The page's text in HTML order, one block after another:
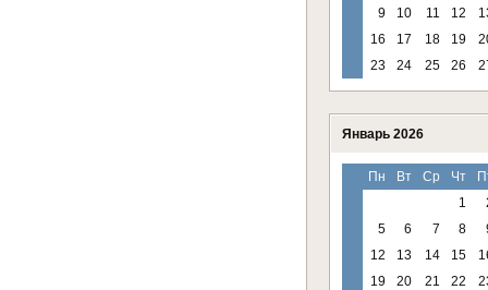
9
10 11 12
16
17 18 19
23
24 25 26
Январь 2026
Пн Вт Ср Чт
1
5
6 7 8
12
13 14 15
19
20 21 22